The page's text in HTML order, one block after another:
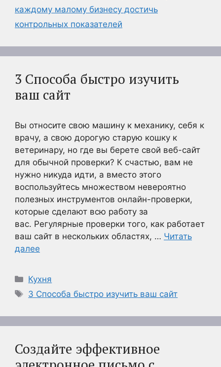
каждому малому бизнесу достичь
контрольных показателей
3 Способа быстро изучить
ваш сайт
Вы относите свою машину к механику, себя к
врачу, а свою дорогую старую кошку к
ветеринару, но где вы берете свой веб-сайт
для обычной проверки? К счастью, вам не
нужно никуда идти, а вместо этого
воспользуйтесь множеством невероятно
полезных инструментов онлайн-проверки,
которые сделают всю работу за
вас. Регулярные проверки того, как работает
ваш сайт в нескольких областях, … Читать
далее
Рубрики
Кухня
Метки
3 Способа быстро изучить ваш сайт
Создайте эффективное